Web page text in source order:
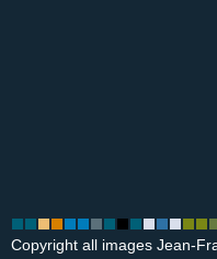
Copyright all images Jean-